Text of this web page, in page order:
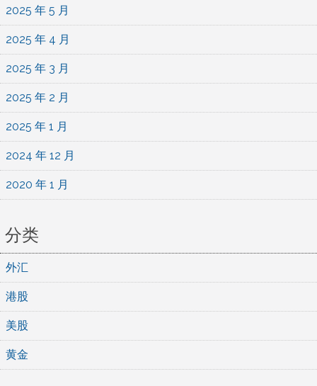
2025 年 5 月
2025 年 4 月
2025 年 3 月
2025 年 2 月
2025 年 1 月
2024 年 12 月
2020 年 1 月
分类
外汇
港股
美股
黄金